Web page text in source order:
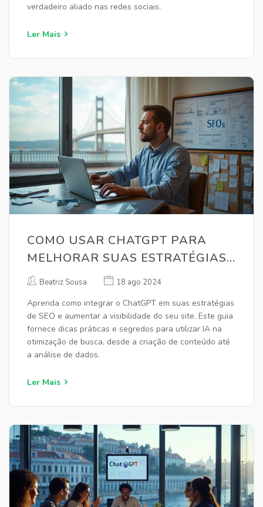
verdadeiro aliado nas redes sociais.
Ler Mais
COMO USAR CHATGPT PARA
MELHORAR SUAS ESTRATÉGIAS
DE SEO
Beatriz Sousa 18 ago 2024
Aprenda como integrar o ChatGPT em suas estratégias
de SEO e aumentar a visibilidade do seu site. Este guia
fornece dicas práticas e segredos para utilizar IA na
otimização de busca, desde a criação de conteúdo até
a análise de dados.
Ler Mais